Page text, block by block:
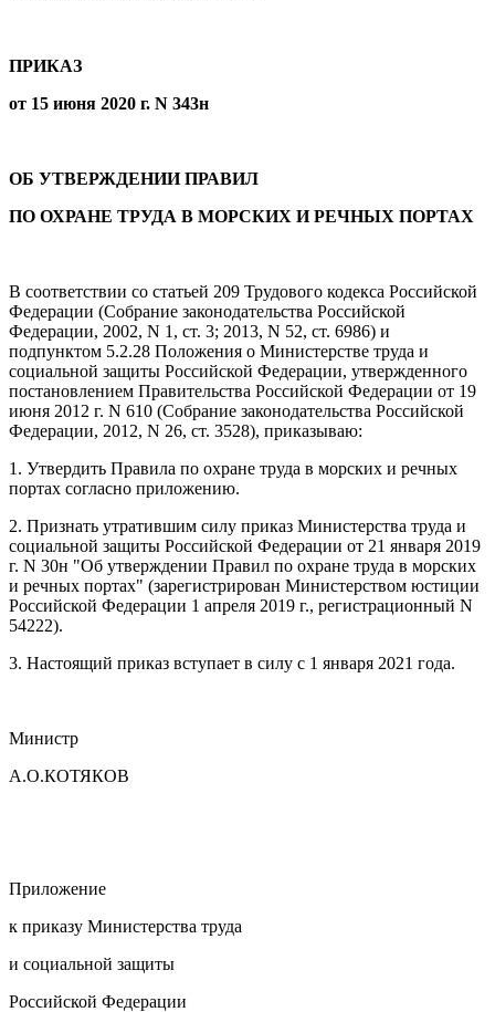
ПРИКАЗ
от 15 июня 2020 г. N 343н
ОБ УТВЕРЖДЕНИИ ПРАВИЛ
ПО ОХРАНЕ ТРУДА В МОРСКИХ И РЕЧНЫХ ПОРТАХ
В соответствии со статьей 209 Трудового кодекса Российской
Федерации (Собрание законодательства Российской
Федерации, 2002, N 1, ст. 3; 2013, N 52, ст. 6986) и
подпунктом 5.2.28 Положения о Министерстве труда и
социальной защиты Российской Федерации, утвержденного
постановлением Правительства Российской Федерации от 19
июня 2012 г. N 610 (Собрание законодательства Российской
Федерации, 2012, N 26, ст. 3528), приказываю:
1. Утвердить Правила по охране труда в морских и речных
портах согласно приложению.
2. Признать утратившим силу приказ Министерства труда и
социальной защиты Российской Федерации от 21 января 2019
г. N 30н "Об утверждении Правил по охране труда в морских
и речных портах" (зарегистрирован Министерством юстиции
Российской Федерации 1 апреля 2019 г., регистрационный N
54222).
3. Настоящий приказ вступает в силу с 1 января 2021 года.
Министр
А.О.КОТЯКОВ
Приложение
к приказу Министерства труда
и социальной защиты
Российской Федерации